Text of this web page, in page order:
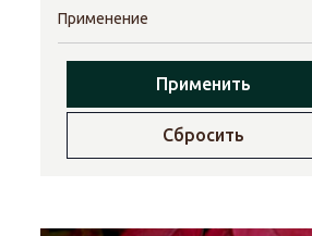
Применение
Применить
Сбросить